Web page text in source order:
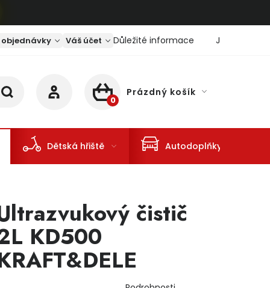
Váš účet Důležité informace Jaký je
NÁKUPNÍ KOŠÍK
Prázdný košík
Dětská hřiště Autodoplňky
čistič
KD500